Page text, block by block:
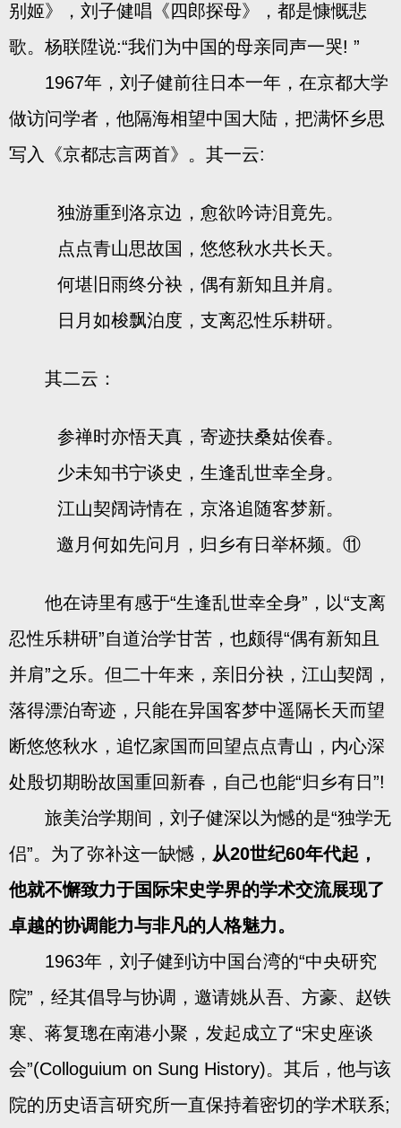
别姬》，刘子健唱《四郎探母》，都是慷慨悲
歌。杨联陞说:“我们为中国的母亲同声一哭! ”
1967年，刘子健前往日本一年，在京都大学
做访问学者，他隔海相望中国大陆，把满怀乡思
写入《京都志言两首》。其一云:
独游重到洛京边，愈欲吟诗泪竟先。
点点青山思故国，悠悠秋水共长天。
何堪旧雨终分袂，偶有新知且并肩。
日月如梭飘泊度，支离忍性乐耕研。
其二云：
参禅时亦悟天真，寄迹扶桑姑俟春。
少未知书宁谈史，生逢乱世幸全身。
江山契阔诗情在，京洛追随客梦新。
邀月何如先问月，归乡有日举杯频。 ⑪
他在诗里有感于“生逢乱世幸全身”，以“支离
忍性乐耕研”自道治学甘苦，也颇得“偶有新知且
并肩”之乐。但二十年来，亲旧分袂，江山契阔，
落得漂泊寄迹，只能在异国客梦中遥隔长天而望
断悠悠秋水，追忆家国而回望点点青山，内心深
处殷切期盼故国重回新春，自己也能“归乡有日”!
旅美治学期间，刘子健深以为憾的是“独学无
侣”。为了弥补这一缺憾， 从20世纪60年代起，
他就不懈致力于国际宋史学界的学术交流展现了
卓越的协调能力与非凡的人格魅力。
1963年，刘子健到访中国台湾的“中央研究
院”，经其倡导与协调，邀请姚从吾、方豪、赵铁
寒、蒋复璁在南港小聚，发起成立了“宋史座谈
会”(Colloguium on Sung History)。其后，他与该
院的历史语言研究所一直保持着密切的学术联系;